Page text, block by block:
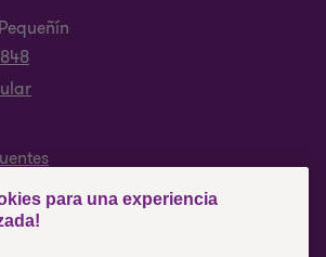
para una experiencia